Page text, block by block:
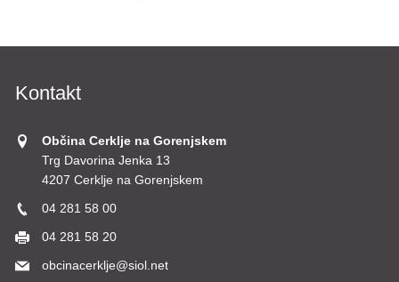
Kontakt
Občina Cerklje na Gorenjskem
Trg Davorina Jenka 13
4207 Cerklje na Gorenjskem
04 281 58 00
04 281 58 20
obcinacerklje@siol.net